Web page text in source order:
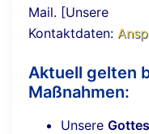
Mail. [Unsere
Kontaktdaten:
Aktuell gelten
Maßnahmen:
Unsere